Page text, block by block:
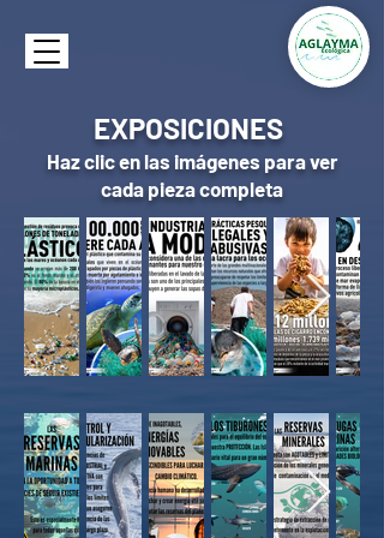
EXPOSICIONES
Haz clic en las imágenes para ver
cada pieza completa